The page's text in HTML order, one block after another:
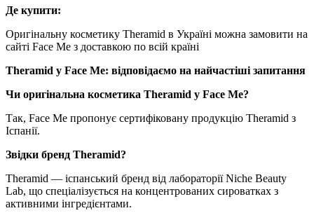
Де купити:
Оригінальну косметику Theramid в Україні можна замовити на
сайті Face Me з доставкою по всій країні
Theramid у Face Me: відповідаємо на найчастіші запитання
Чи оригінальна косметика Theramid у Face Me?
Так, Face Me пропонує сертифіковану продукцію Theramid з
Іспанії.
Звідки бренд Theramid?
Theramid — іспанський бренд від лабораторії Niche Beauty
Lab, що спеціалізується на концентрованих сироватках з
активними інгредієнтами.